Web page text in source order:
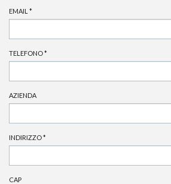
EMAIL *
TELEFONO*
AZIENDA
INDIRIZZO*
CAP